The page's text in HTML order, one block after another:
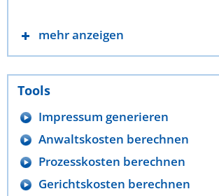
mehr anzeigen
Tools
Impressum generieren
Anwaltskosten berechnen
Prozesskosten berechnen
Gerichtskosten berechnen